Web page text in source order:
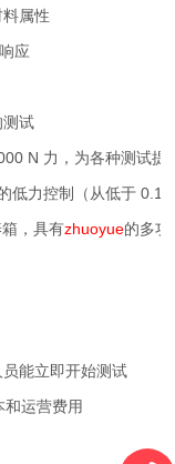
属性
应
测试
N 力，为各种测试提
低力控制（从低于
，具有zhuoyue的多功
能立即开始测试
运营费用